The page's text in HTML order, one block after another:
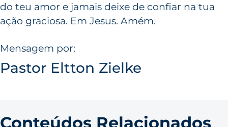
do teu amor e jamais deixe de confiar na tua
ação graciosa. Em Jesus. Amém.
Mensagem por:
Pastor Eltton Zielke
Conteúdos Relacionados